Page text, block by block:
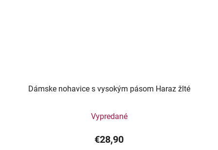
Dámske nohavice s vysokým pásom Haraz žlté
Vypredané
€28,90